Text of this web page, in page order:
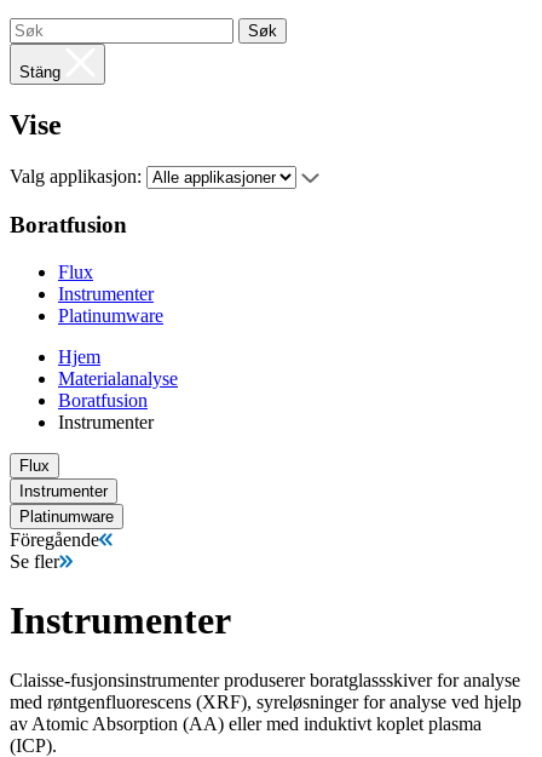
Søk
Stäng
Vise
Valg applikasjon:
Boratfusion
Flux
Instrumenter
Platinumware
Hjem
Materialanalyse
Boratfusion
Instrumenter
Flux
Instrumenter
Platinumware
Föregående
Se fler
Instrumenter
Claisse-fusjonsinstrumenter produserer boratglassskiver for analyse
med røntgenfluorescens (XRF), syreløsninger for analyse ved hjelp
av Atomic Absorption (AA) eller med induktivt koplet plasma
(ICP).